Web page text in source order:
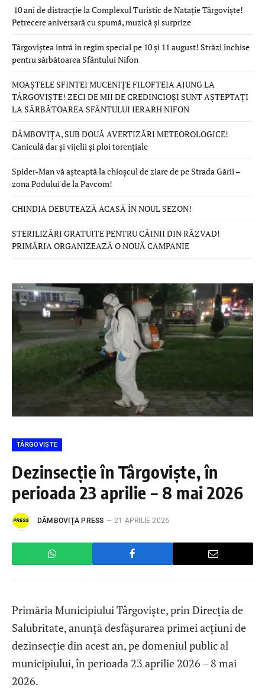
10 ani de distracție la Complexul Turistic de Natație Târgoviște!
Petrecere aniversară cu spumă, muzică și surprize
Târgoviștea intră în regim special pe 10 și 11 august! Străzi închise
pentru sărbătoarea Sfântului Nifon
MOAȘTELE SFINTEI MUCENIȚE FILOFTEIA AJUNG LA
TÂRGOVIȘTE! ZECI DE MII DE CREDINCIOȘI SUNT AȘTEPTAȚI
LA SĂRBĂTOAREA SFÂNTULUI IERARH NIFON
DÂMBOVIȚA, SUB DOUĂ AVERTIZĂRI METEOROLOGICE!
Caniculă dar și vijelii și ploi torențiale
Spider-Man vă așteaptă la chioșcul de ziare de pe Strada Gării –
zona Podului de la Pavcom!
CHINDIA DEBUTEAZĂ ACASĂ ÎN NOUL SEZON!
STERILIZĂRI GRATUITE PENTRU CÂINII DIN RĂZVAD!
PRIMĂRIA ORGANIZEAZĂ O NOUĂ CAMPANIE
TÂRGOVIȘTE
Dezinsecție în Târgoviște, în
perioada 23 aprilie – 8 mai 2026
DÂMBOVIŢA PRESS 21 APRILIE 2026
Primăria Municipiului Târgoviște, prin Direcția de
Salubritate, anunță desfășurarea primei acțiuni de
dezinsecție din acest an, pe domeniul public al
municipiului, în perioada 23 aprilie 2026 – 8 mai
2026.